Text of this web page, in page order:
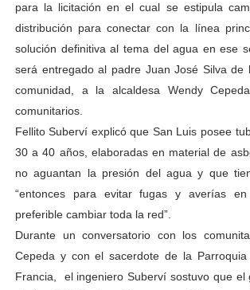
para la licitación en el cual se estipula
distribución para conectar con la línea
solución definitiva al tema del agua en ese
será entregado al padre Juan José Silva de
comunidad, a la alcaldesa Wendy
comunitarios.
Fellito Suberví explicó que San Luis posee
30 a 40 años, elaboradas en material de
no aguantan la presión del agua y que
“entonces para evitar fugas y averías
preferible cambiar toda la red”.
Durante un conversatorio con los
Cepeda y con el sacerdote de la
Francia, el ingeniero Suberví sostuvo que el